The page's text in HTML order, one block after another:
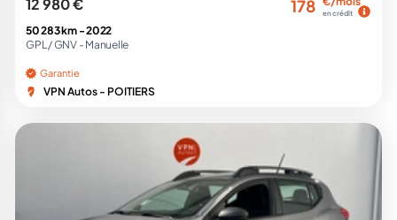
12 980 € 178 en crédit
50 283 km -2022
GPL / GNV - Manuelle
Garantie
VPN Autos - POITIERS